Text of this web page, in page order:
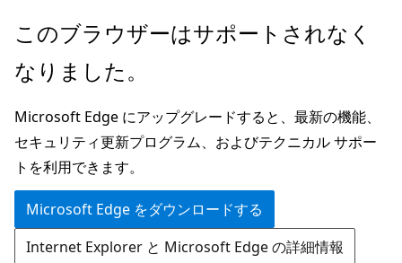
メ
ン
ン
テ
ン
ツ
に
ス
このブラウザーはサポートされなく
なりました。
Microsoft Edge にアップグレードすると、最新の機能、
セキュリティ更新プログラム、およびテクニカル サポー
トを利用できます。
Microsoft Edge をダウンロードする
Internet Explorer と Microsoft Edge の詳細情報